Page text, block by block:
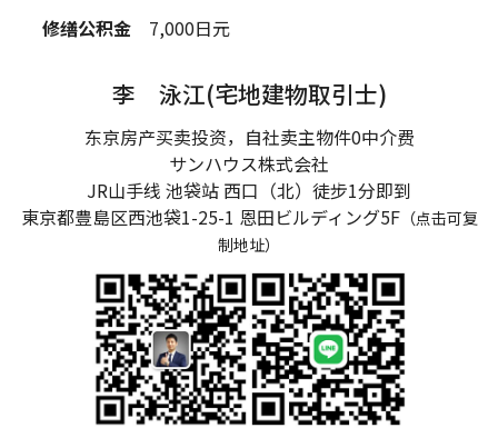
修缮公积金
7,000日元
李 泳江(宅地建物取引士)
东京房产买卖投资，自社卖主物件0中介费
サンハウス株式会社
JR山手线 池袋站 西口（北）徒步1分即到
東京都豊島区西池袋1-25-1 恩田ビルディング5F（点击可复
制地址）